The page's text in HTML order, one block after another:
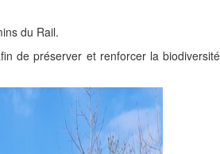
du Rail.
de préserver et renforcer la